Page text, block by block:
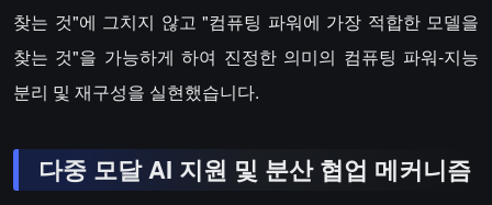
찾는 것"에 그치지 않고 "컴퓨팅 파워에 가장 적합한 모델을
찾는 것"을 가능하게 하여 진정한 의미의 컴퓨팅 파워-지능
분리 및 재구성을 실현했습니다.
다중 모달 AI 지원 및 분산 협업 메커니즘